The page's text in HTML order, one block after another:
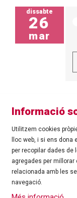
dissabte
26
mar
©Ajuntament de
Tel.: 972 25 24 00 |
Sitemap | Ús de
Informació
Utilitzem cookies
lloc web, i si ens
per recopilar dades
agregades per
relacionada amb les
navegació.